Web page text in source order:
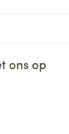
ons op